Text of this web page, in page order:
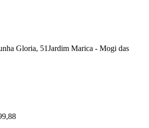
Gloria, 51Jardim Marica - Mogi das
,88